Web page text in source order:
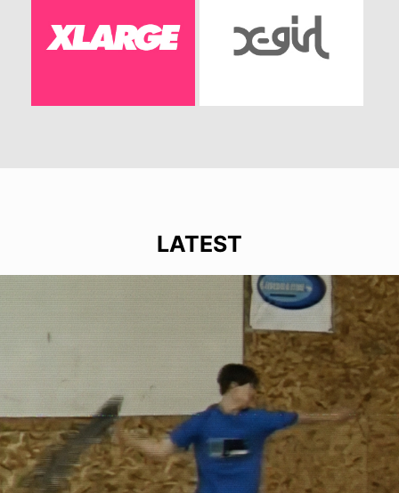
LATEST